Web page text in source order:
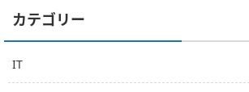
カテゴリー
IT